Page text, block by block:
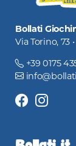
Bollati
Via Torino, 73
+39 0175